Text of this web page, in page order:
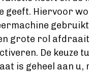
geeft. Hiervoor
grote rol
De keuze
is geheel aan u,